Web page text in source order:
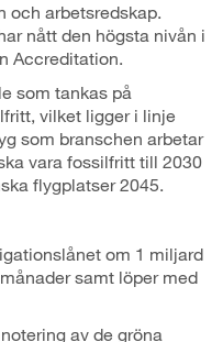
och arbetsredskap.
nått den högsta nivån i
Accreditation.
som tankas på
vilket ligger i linje
som branschen arbetar
vara fossilfritt till 2030
flygplatser 2045.
om 1 miljard
samt löper med
av de gröna